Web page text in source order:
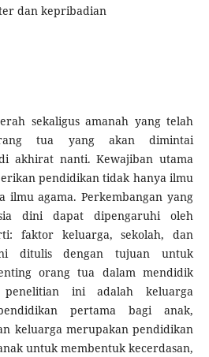
dan kepribadian
sekaligus amanah yang telah
tua yang akan dimintai
akhirat nanti. Kewajiban utama
pendidikan tidak hanya ilmu
ilmu agama. Perkembangan yang
dini dapat dipengaruhi oleh
faktor keluarga, sekolah, dan
ditulis dengan tujuan untuk
orang tua dalam mendidik
ini adalah keluarga
pertama bagi anak,
keluarga merupakan pendidikan
untuk membentuk kecerdasan,